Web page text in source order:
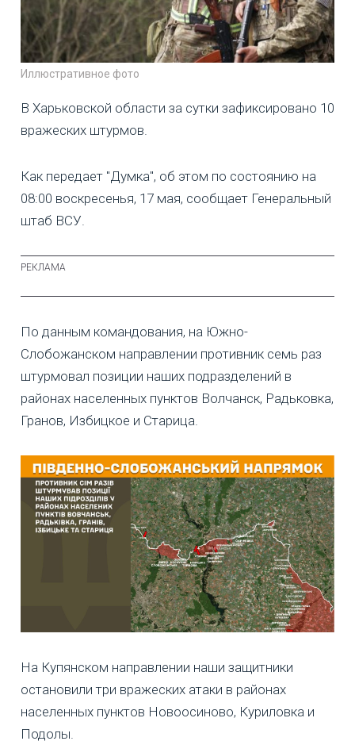
Иллюстративное фото
В Харьковской области за сутки зафиксировано 10
вражеских штурмов.
Как передает "Думка", об этом по состоянию на
08:00 воскресенья, 17 мая, сообщает Генеральный
штаб ВСУ.
По данным командования, на Южно-
Слобожанском направлении противник семь раз
штурмовал позиции наших подразделений в
районах населенных пунктов Волчанск, Радьковка,
Гранов, Избицкое и Старица.
На Купянском направлении наши защитники
остановили три вражеских атаки в районах
населенных пунктов Новоосиново, Куриловка и
Подолы.